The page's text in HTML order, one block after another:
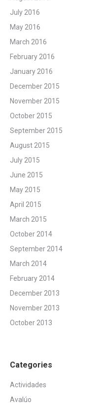
July 2016
May 2016
March 2016
February 2016
January 2016
December 2015
November 2015
October 2015
September 2015
August 2015
July 2015
June 2015
May 2015
April 2015
March 2015
October 2014
September 2014
March 2014
February 2014
December 2013
November 2013
October 2013
Categories
Actividades
Avalúo